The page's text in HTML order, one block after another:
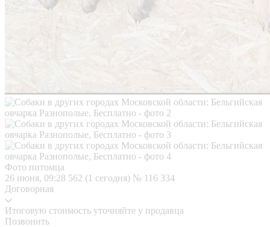
Фото питомца
26 июня, 09:28 562 (1 сегодня) № 116 334
Договорная
Итоговую стоимость уточняйте у продавца
Позвонить